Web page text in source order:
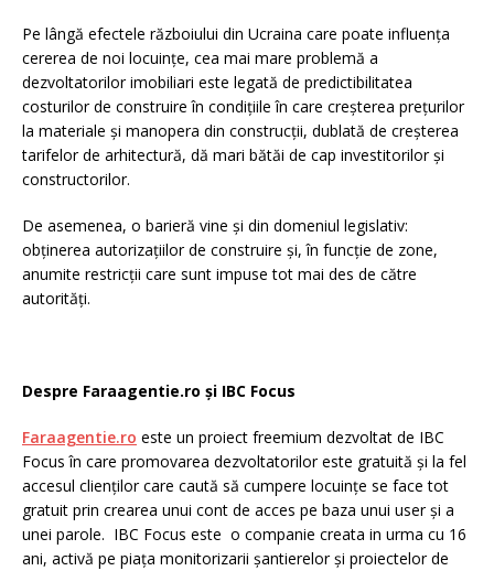
Pe lângă efectele războiului din Ucraina care poate influența
cererea de noi locuințe, cea mai mare problemă a
dezvoltatorilor imobiliari este legată de predictibilitatea
costurilor de construire în condițiile în care creșterea prețurilor
la materiale și manopera din construcții, dublată de creșterea
tarifelor de arhitectură, dă mari bătăi de cap investitorilor și
constructorilor.
De asemenea, o barieră vine și din domeniul legislativ:
obținerea autorizațiilor de construire și, în funcție de zone,
anumite restricții care sunt impuse tot mai des de către
autorități.
Despre Faraagentie.ro și IBC Focus
Faraagentie.ro este un proiect freemium dezvoltat de IBC
Focus în care promovarea dezvoltatorilor este gratuită și la fel
accesul clienților care caută să cumpere locuințe se face tot
gratuit prin crearea unui cont de acces pe baza unui user și a
unei parole. IBC Focus este o companie creata in urma cu 16
ani, activă pe piața monitorizarii șantierelor și proiectelor de